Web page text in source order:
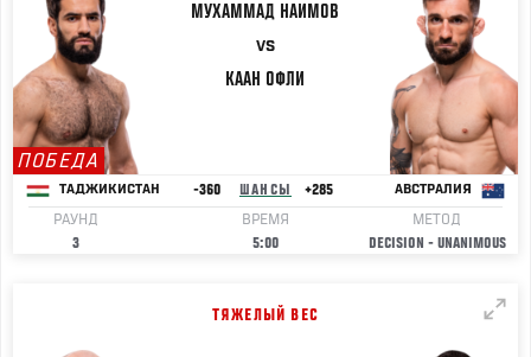
ПОБЕДА
МУХАММАД НАИМОВ
VS
КААН ОФЛИ
ТАДЖИКИСТАН -360 ШАНСЫ +285 АВСТРАЛИЯ
РАУНД
3
ВРЕМЯ
5:00
МЕТОД
DECISION - UNANIMOUS
ТЯЖЕЛЫЙ ВЕС